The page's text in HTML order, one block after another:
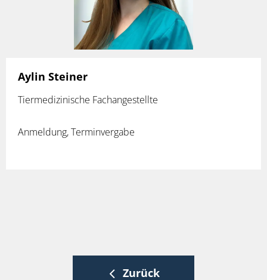
Aylin Steiner
Tiermedizinische Fachangestellte
Anmeldung, Terminvergabe
Zurück